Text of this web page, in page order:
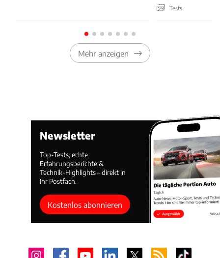
Tests
Mehr anzeigen
Newsletter
Top-Tests, echte
Erfahrungsberichte &
Technik-Highlights – direkt in
Ihr Postfach.
Kostenlos abonnieren